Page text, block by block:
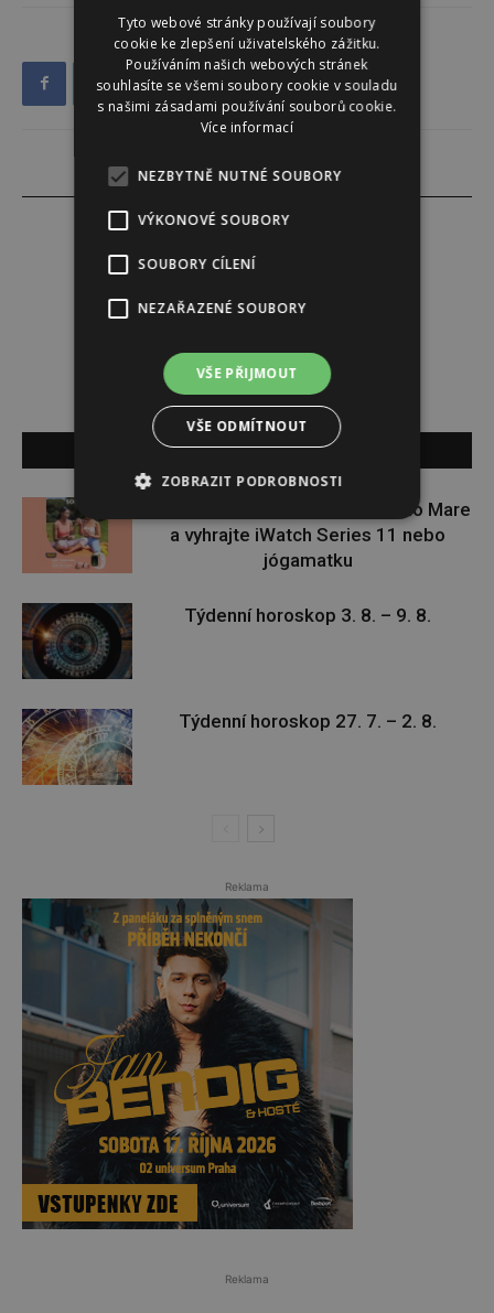
Venuše Doležalová Baxová
SOUVISEJÍCÍ ČLÁNKY
Zapojte se do letní soutěže s Rio Mare
a vyhrajte iWatch Series 11 nebo
jógamatku
Týdenní horoskop 3. 8. – 9. 8.
Týdenní horoskop 27. 7. – 2. 8.
Reklama
Reklama
Tyto webové stránky používají soubory
cookie ke zlepšení uživatelského zážitku.
Používáním našich webových stránek
souhlasíte se všemi soubory cookie v souladu
s našimi zásadami používání souborů cookie.
Více informací
NEZBYTNĚ NUTNÉ SOUBORY
VÝKONOVÉ SOUBORY
SOUBORY CÍLENÍ
NEZAŘAZENÉ SOUBORY
VŠE PŘIJMOUT
VŠE ODMÍTNOUT
ZOBRAZIT PODROBNOSTI